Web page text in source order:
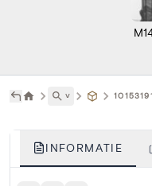
˅ 10153191
INFORMATIE